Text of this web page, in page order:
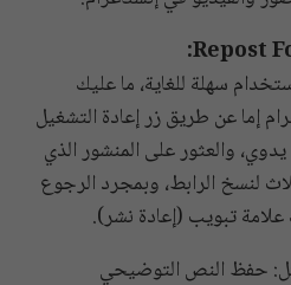
سهلة للغاية، ما عليك
إما عن طريق زر إعادة التشغيل
والعثور على المنشور الذي
لنسخ الرابط، وبمجرد الرجوع
تبويب (إعادة نشر).
حفظ النص التوضيحي